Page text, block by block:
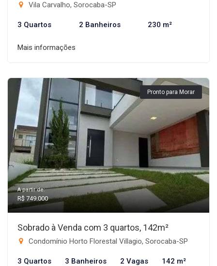
Vila Carvalho, Sorocaba-SP
3 Quartos 2 Banheiros 230 m²
Mais informações
Pronto para Morar
A partir de:
R$ 749.000
Sobrado à Venda com 3 quartos, 142m²
Condomínio Horto Florestal Villagio, Sorocaba-SP
3 Quartos 3 Banheiros 2 Vagas 142 m²